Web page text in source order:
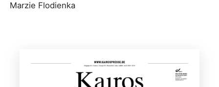
Marzie Flodienka